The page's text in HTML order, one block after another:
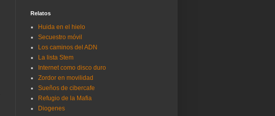
Relatos
Huida en el hielo
Secuestro móvil
Los caminos del ADN
La lista Stem
Internet como disco duro
Zordor en movilidad
Sueños de cibercafe
Refugio de la Mafia
Diogenes